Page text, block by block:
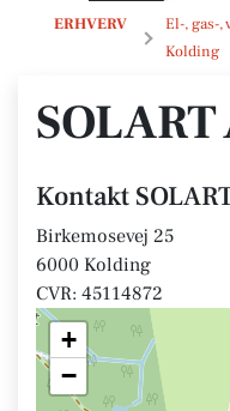
ERHVERV
El-, gas-
Kolding
SOLART ApS
SOLART
Kontakt
Birkemosevej 25
6000 Kolding
CVR: 45114872
+
−